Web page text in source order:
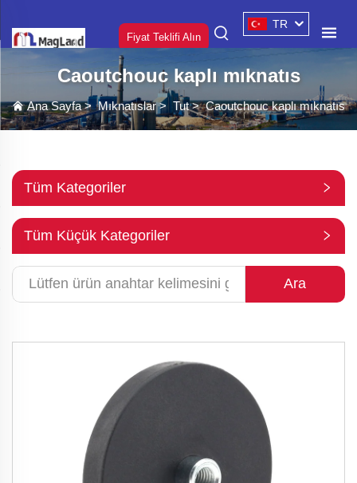
Fiyat Teklifi Alın
TR
Caoutchouc kaplı mıknatıs
Ana Sayfa>Mıknatıslar> Tut>Caoutchouc kaplı mıknatıs
Tüm Kategoriler
Tüm Küçük Kategoriler
Ara